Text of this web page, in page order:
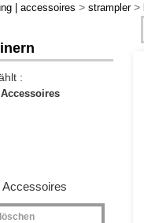
| accessoires > strampler >
:
Accessoires